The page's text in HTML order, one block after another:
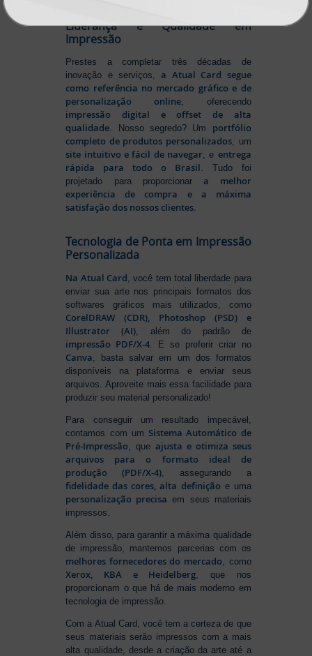
Liderança e Qualidade em
Impressão
Prestes a completar três décadas de
inovação e serviços,a Atual Card segue
como referência no mercado gráfico e de
personalização online, oferecendo
impressão digital e offset de alta
qualidade. Nosso segredo? Um portfólio
completo de produtos personalizados, um
site intuitivo e fácil de navegar, e entrega
rápida para todo o Brasil. Tudo foi
projetado para proporcionara melhor
experiência de compra e a máxima
satisfação dos nossos clientes.
Tecnologia de Ponta em Impressão
Personalizada
Na Atual Card, você tem total liberdade para
enviar sua arte nos principais formatos dos
softwares gráficos mais utilizados, como
CorelDRAW (CDR), Photoshop (PSD) e
Illustrator (AI), além do padrão de
impressão PDF/X-4. E se preferir criar no
Canva, basta salvar em um dos formatos
disponíveis na plataforma e enviar seus
arquivos. Aproveite mais essa facilidade para
produzir seu material personalizado!
Para conseguir um resultado impecável,
contamos com um Sistema Automático de
Pré-Impressão , queajusta e otimiza seus
arquivos para o formato ideal de
produção (PDF/X-4) , assegurando a
fidelidade das cores, alta definição e uma
personalização precisa em seus materiais
impressos.
Além disso, para garantir a máxima qualidade
de impressão, mantemos parcerias com os
melhores fornecedores do mercado , como
Xerox, KBA e Heidelberg , que nos
proporcionam o que há de mais moderno em
tecnologia de impressão.
Com a Atual Card, você tem a certeza de que
seus materiais serão impressos com a mais
alta qualidade, desde a criação da arte até a